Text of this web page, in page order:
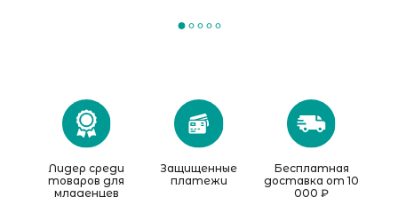
Лидер среди
товаров для
младенцев
Защищенные
платежи
Бесплатная
доставка от 10
000 ₽